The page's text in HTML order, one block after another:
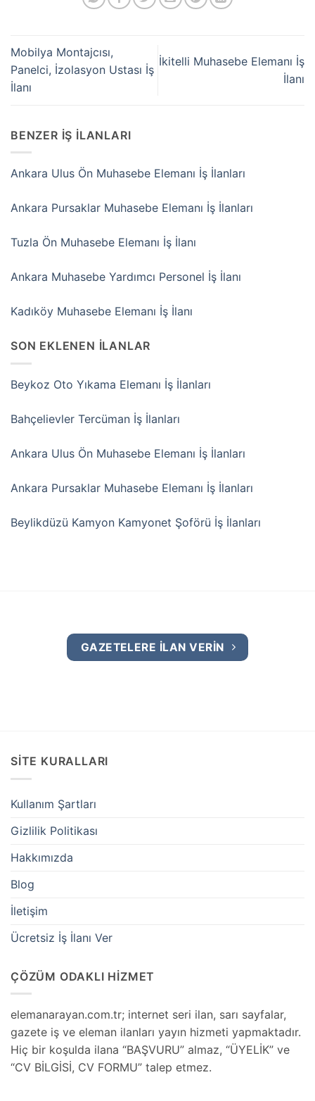
Mobilya Montajcısı,
Panelci, İzolasyon Ustası İş
İlanı
İkitelli Muhasebe Elemanı İş
İlanı
BENZER İŞ İLANLARI
Ankara Ulus Ön Muhasebe Elemanı İş İlanları
Ankara Pursaklar Muhasebe Elemanı İş İlanları
Tuzla Ön Muhasebe Elemanı İş İlanı
Ankara Muhasebe Yardımcı Personel İş İlanı
Kadıköy Muhasebe Elemanı İş İlanı
SON EKLENEN İLANLAR
Beykoz Oto Yıkama Elemanı İş İlanları
Bahçelievler Tercüman İş İlanları
Ankara Ulus Ön Muhasebe Elemanı İş İlanları
Ankara Pursaklar Muhasebe Elemanı İş İlanları
Beylikdüzü Kamyon Kamyonet Şoförü İş İlanları
GAZETELERE İLAN VERİN
SİTE KURALLARI
Kullanım Şartları
Gizlilik Politikası
Hakkımızda
Blog
İletişim
Ücretsiz İş İlanı Ver
ÇÖZÜM ODAKLI HİZMET
elemanarayan.com.tr; internet seri ilan, sarı sayfalar,
gazete iş ve eleman ilanları yayın hizmeti yapmaktadır.
Hiç bir koşulda ilana “BAŞVURU” almaz, “ÜYELİK” ve
“CV BİLGİSİ, CV FORMU” talep etmez.